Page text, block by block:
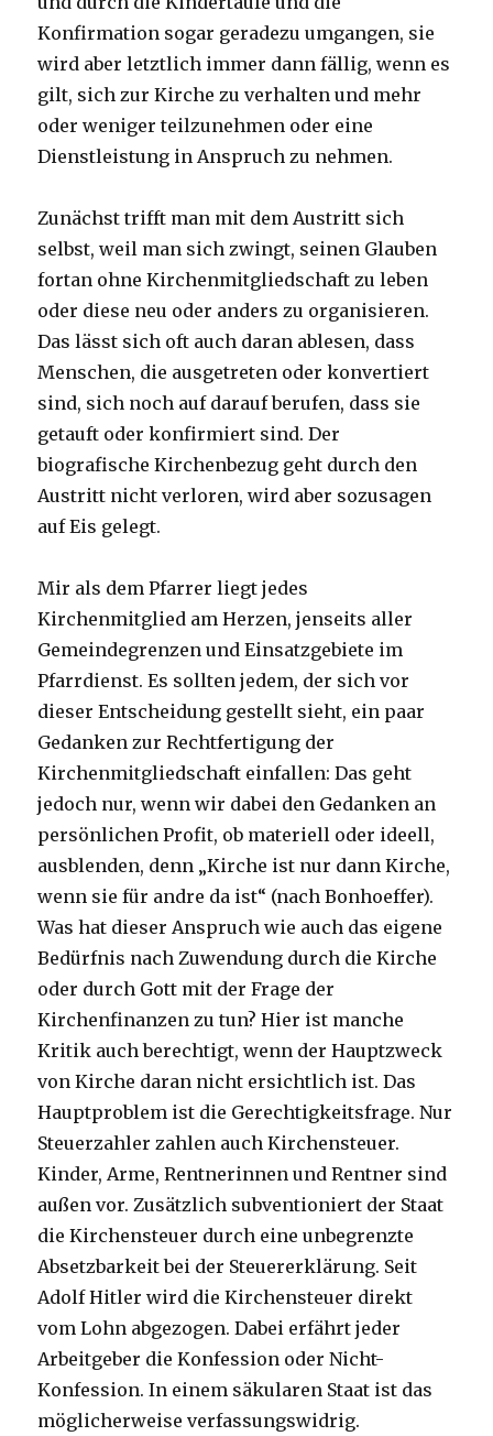
Konfirmation sogar geradezu umgangen, sie
wird aber letztlich immer dann fällig, wenn es
gilt, sich zur Kirche zu verhalten und mehr
oder weniger teilzunehmen oder eine
Dienstleistung in Anspruch zu nehmen.
Zunächst trifft man mit dem Austritt sich
selbst, weil man sich zwingt, seinen Glauben
fortan ohne Kirchenmitgliedschaft zu leben
oder diese neu oder anders zu organisieren.
Das lässt sich oft auch daran ablesen, dass
Menschen, die ausgetreten oder konvertiert
sind, sich noch auf darauf berufen, dass sie
getauft oder konfirmiert sind. Der
biografische Kirchenbezug geht durch den
Austritt nicht verloren, wird aber sozusagen
auf Eis gelegt.
Mir als dem Pfarrer liegt jedes
Kirchenmitglied am Herzen, jenseits aller
Gemeindegrenzen und Einsatzgebiete im
Pfarrdienst. Es sollten jedem, der sich vor
dieser Entscheidung gestellt sieht, ein paar
Gedanken zur Rechtfertigung der
Kirchenmitgliedschaft einfallen: Das geht
jedoch nur, wenn wir dabei den Gedanken an
persönlichen Profit, ob materiell oder ideell,
ausblenden, denn „Kirche ist nur dann Kirche,
wenn sie für andre da ist“ (nach Bonhoeffer).
Was hat dieser Anspruch wie auch das eigene
Bedürfnis nach Zuwendung durch die Kirche
oder durch Gott mit der Frage der
Kirchenfinanzen zu tun? Hier ist manche
Kritik auch berechtigt, wenn der Hauptzweck
von Kirche daran nicht ersichtlich ist. Das
Hauptproblem ist die Gerechtigkeitsfrage. Nur
Steuerzahler zahlen auch Kirchensteuer.
Kinder, Arme, Rentnerinnen und Rentner sind
außen vor. Zusätzlich subventioniert der Staat
die Kirchensteuer durch eine unbegrenzte
Absetzbarkeit bei der Steuererklärung. Seit
Adolf Hitler wird die Kirchensteuer direkt
vom Lohn abgezogen. Dabei erfährt jeder
Arbeitgeber die Konfession oder Nicht-
Konfession. In einem säkularen Staat ist das
möglicherweise verfassungswidrig.